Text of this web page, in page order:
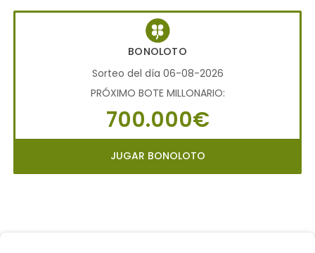
BONOLOTO
Sorteo del día 06-08-2026
PRÓXIMO BOTE MILLONARIO:
700.000€
JUGAR BONOLOTO